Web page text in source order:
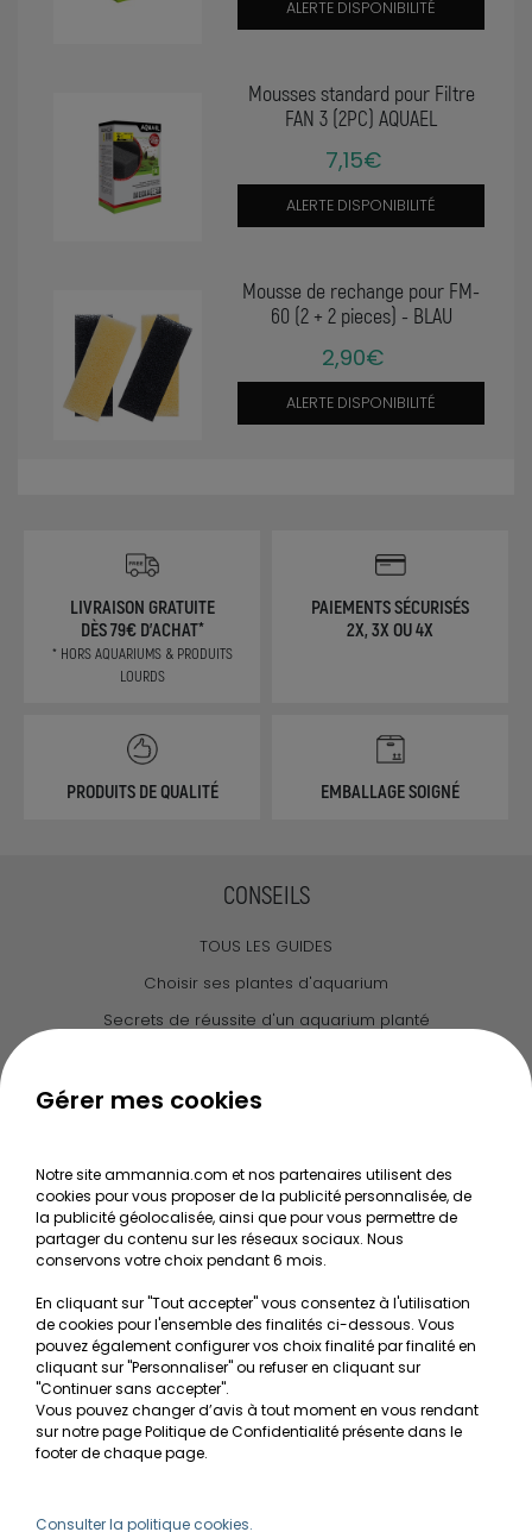
ALERTE DISPONIBILITÉ
Mousses standard pour Filtre
FAN 3 (2PC) AQUAEL
7,15€
ALERTE DISPONIBILITÉ
Mousse de rechange pour FM-
60 (2 + 2 pieces) - BLAU
2,90€
ALERTE DISPONIBILITÉ
LIVRAISON GRATUITE
DÈS 79€ D'ACHAT*
* HORS AQUARIUMS & PRODUITS
LOURDS
PAIEMENTS SÉCURISÉS
2X, 3X OU 4X
PRODUITS DE QUALITÉ EMBALLAGE SOIGNÉ
CONSEILS
TOUS LES GUIDES
Choisir ses plantes d'aquarium
Secrets de réussite d'un aquarium planté
Le journal d'Ammannia
Recherche de Notices de produits
Mentions légales
Conditions générales de vente
RGPD
MON COMPTE
Avantages
Créer un compte client
Besoin d'aide ?
Gérer mes cookies
Notre site ammannia.com et nos partenaires utilisent des
cookies pour vous proposer de la publicité personnalisée, de
la publicité géolocalisée, ainsi que pour vous permettre de
partager du contenu sur les réseaux sociaux. Nous
conservons votre choix pendant 6 mois.
En cliquant sur "Tout accepter" vous consentez à l'utilisation
de cookies pour l'ensemble des finalités ci-dessous. Vous
pouvez également configurer vos choix finalité par finalité en
cliquant sur "Personnaliser" ou refuser en cliquant sur
"Continuer sans accepter".
Vous pouvez changer d’avis à tout moment en vous rendant
sur notre page Politique de Confidentialité présente dans le
footer de chaque page.
Consulter la politique cookies.